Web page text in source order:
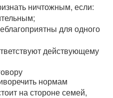
ничтожным, если:
для одного
действующему
нормам
на стороне семей,